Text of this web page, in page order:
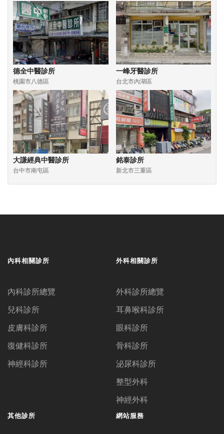
德全中醫診所
桃園市八德區
一峰牙醫診所
台北市內湖區
大謙經典中醫診所
台中市南屯區
銘泰診所
新北市三重區
內科相關診所
內科診所總覽
兒科診所
皮膚科診所
復健科診所
神經科診所
外科相關診所
外科診所總覽
耳鼻喉科診所
眼科診所
骨科診所
泌尿科診所
整型外科
神經外科
其他診所 網站服務